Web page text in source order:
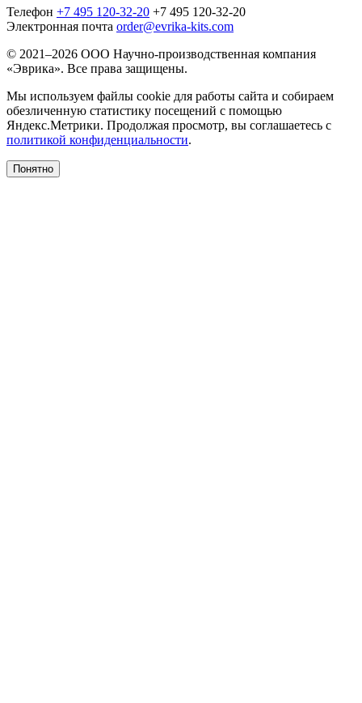
Телефон +7 495 120-32-20 +7 495 120-32-20
Электронная почта order@evrika-kits.com
© 2021–2026 ООО Научно-производственная компания
«Эврика». Все права защищены.
Мы используем файлы cookie для работы сайта и собираем
обезличенную статистику посещений с помощью
Яндекс.Метрики. Продолжая просмотр, вы соглашаетесь с
политикой конфиденциальности.
Понятно